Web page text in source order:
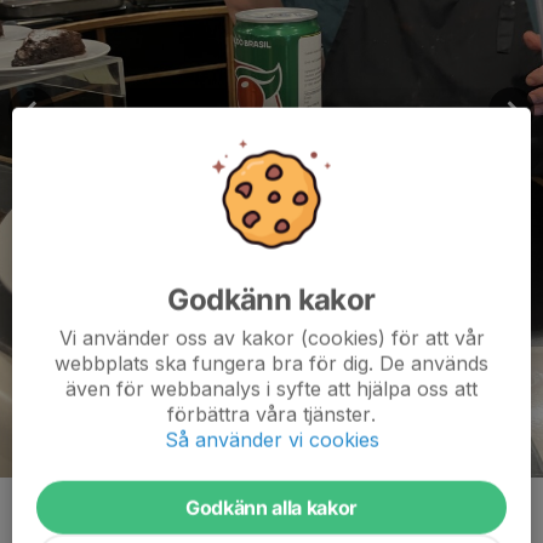
Kommentarer
Godkänn kakor
Vi använder oss av kakor (cookies) för att vår
webbplats ska fungera bra för dig. De används
även för webbanalys i syfte att hjälpa oss att
förbättra våra tjänster.
Så använder vi cookies
Godkänn alla kakor